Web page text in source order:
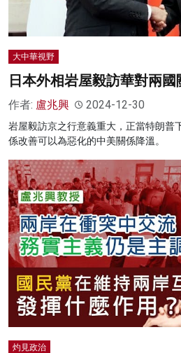
大中華視野
日本外相岩屋毅訪華對兩
作者: 盧兆興 2024-12-30
岩屋毅訪京之行意義重大，正當特朗普
係改善可以為惡化的中美關係降溫。
灼見政治